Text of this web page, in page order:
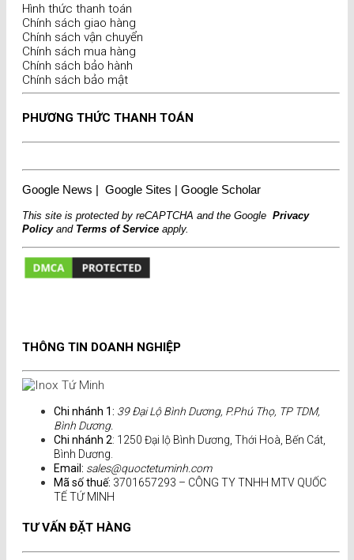
Hình thức thanh toán
Chính sách giao hàng
Chính sách vận chuyển
Chính sách mua hàng
Chính sách bảo hành
Chính sách bảo mật
PHƯƠNG THỨC THANH TOÁN
Google News | Google Sites | Google Scholar
This site is protected by reCAPTCHA and the Google Privacy
PolicyandTerms of Service apply.
THÔNG TIN DOANH NGHIỆP
Chi nhánh 1: 39 Đại Lộ Bình Dương, P.Phú Thọ, TP TDM,
Bình Dương.
Chi nhánh 2: 1250 Đại lộ Bình Dương, Thới Hoà, Bến Cát,
Bình Dương.
Email: sales@quoctetuminh.com
Mã số thuế: 3701657293 – CÔNG TY TNHH MTV QUỐC
TẾ TỨ MINH
TƯ VẤN ĐẶT HÀNG